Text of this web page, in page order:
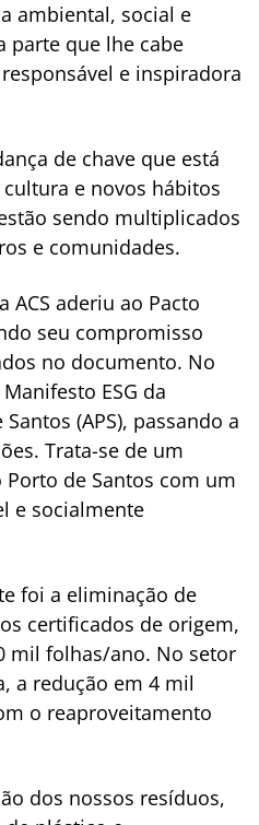
ambiental, social e
parte que lhe cabe
e inspiradora
de chave que está
e novos hábitos
sendo multiplicados
e comunidades.
ACS aderiu ao Pacto
seu compromisso
no documento. No
ESG da
(APS), passando a
Trata-se de um
de Santos com um
e socialmente
foi a eliminação de
certificados de origem,
mil folhas/ano. No setor
a redução em 4 mil
o reaproveitamento
dos nossos resíduos,